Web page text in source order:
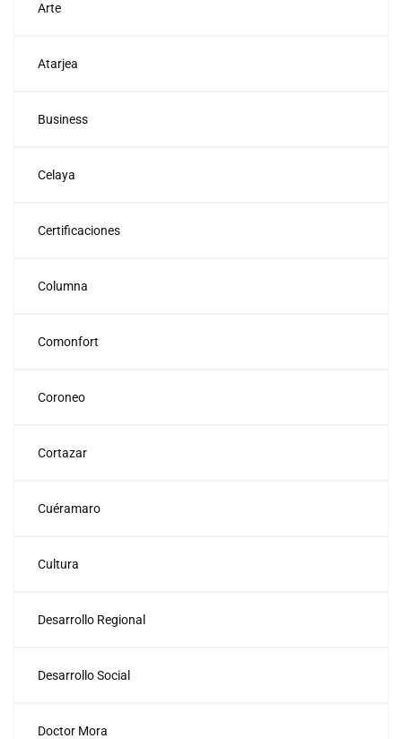
Arte
Atarjea
Business
Celaya
Certificaciones
Columna
Comonfort
Coroneo
Cortazar
Cuéramaro
Cultura
Desarrollo Regional
Desarrollo Social
Doctor Mora